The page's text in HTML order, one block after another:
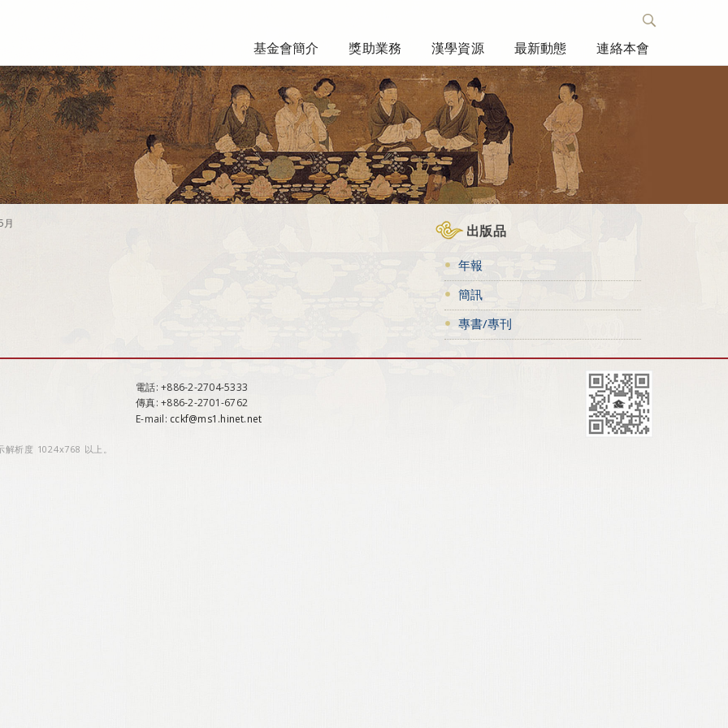
基金會簡介 獎助業務 漢學資源 最新動態 連絡本會
出版品
年報
簡訊
專書/專刊
電話: +886-2-2704-5333
傳真: +886-2-2701-6762
E-mail: cckf@ms1.hinet.net
析度 1024x768 以上。